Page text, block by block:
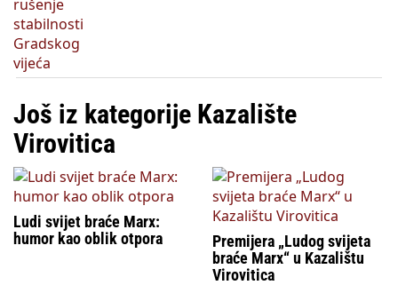
Još iz kategorije Kazalište
Virovitica
Ludi svijet braće Marx:
humor kao oblik otpora
Premijera „Ludog svijeta
braće Marx“ u Kazalištu
Virovitica